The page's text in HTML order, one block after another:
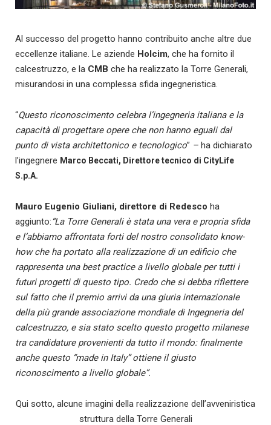
Al successo del progetto hanno contribuito anche altre due
eccellenze italiane. Le aziende Holcim, che ha fornito il
calcestruzzo, e la CMB che ha realizzato la Torre Generali,
misurandosi in una complessa sfida ingegneristica.
“Questo riconoscimento celebra l’ingegneria italiana e la
capacità di progettare opere che non hanno eguali dal
punto di vista architettonico e tecnologico” – ha dichiarato
l’ingegnere Marco Beccati, Direttore tecnico di CityLife
S.p.A.
Mauro Eugenio Giuliani, direttore di Redesco ha
aggiunto: “La Torre Generali è stata una vera e propria sfida
e l’abbiamo affrontata forti del nostro consolidato know-
how che ha portato alla realizzazione di un edificio che
rappresenta una best practice a livello globale per tutti i
futuri progetti di questo tipo. Credo che si debba riflettere
sul fatto che il premio arrivi da una giuria internazionale
della più grande associazione mondiale di Ingegneria del
calcestruzzo, e sia stato scelto questo progetto milanese
tra candidature provenienti da tutto il mondo: finalmente
anche questo “made in Italy” ottiene il giusto
riconoscimento a livello globale”.
Qui sotto, alcune imagini della realizzazione dell’avveniristica
struttura della Torre Generali